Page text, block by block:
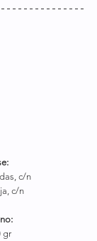
c/n
c/n
gr